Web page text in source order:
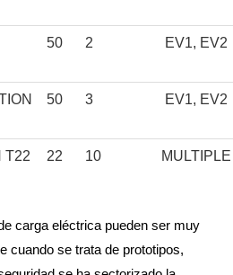
50 2 EV1, EV2
50 3 EV1, EV2
T22 22 10 MULTIPLE
carga eléctrica pueden ser muy
cuando se trata de prototipos,